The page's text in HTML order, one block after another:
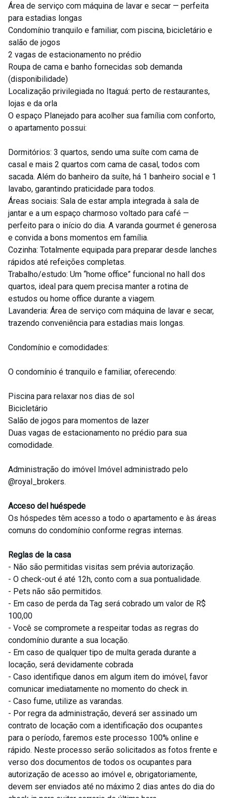
Área de serviço com máquina de lavar e secar — perfeita
para estadias longas
Condomínio tranquilo e familiar, com piscina, bicicletário e
salão de jogos
2 vagas de estacionamento no prédio
Roupa de cama e banho fornecidas sob demanda
(disponibilidade)
Localização privilegiada no Itaguá: perto de restaurantes,
lojas e da orla
O espaço Planejado para acolher sua família com conforto,
o apartamento possui:
Dormitórios: 3 quartos, sendo uma suíte com cama de
casal e mais 2 quartos com cama de casal, todos com
sacada. Além do banheiro da suíte, há 1 banheiro social e 1
lavabo, garantindo praticidade para todos.
Áreas sociais: Sala de estar ampla integrada à sala de
jantar e a um espaço charmoso voltado para café —
perfeito para o início do dia. A varanda gourmet é generosa
e convida a bons momentos em família.
Cozinha: Totalmente equipada para preparar desde lanches
rápidos até refeições completas.
Trabalho/estudo: Um “home office” funcional no hall dos
quartos, ideal para quem precisa manter a rotina de
estudos ou home office durante a viagem.
Lavanderia: Área de serviço com máquina de lavar e secar,
trazendo conveniência para estadias mais longas.
Condomínio e comodidades:
O condomínio é tranquilo e familiar, oferecendo:
Piscina para relaxar nos dias de sol
Bicicletário
Salão de jogos para momentos de lazer
Duas vagas de estacionamento no prédio para sua
comodidade.
Administração do imóvel Imóvel administrado pelo
@royal_brokers.
Acceso del huéspede
Os hóspedes têm acesso a todo o apartamento e às áreas
comuns do condomínio conforme regras internas.
Reglas de la casa
- Não são permitidas visitas sem prévia autorização.
- O check-out é até 12h, conto com a sua pontualidade.
- Pets não são permitidos.
- Em caso de perda da Tag será cobrado um valor de R$
100,00
- Você se compromete a respeitar todas as regras do
condomínio durante a sua locação.
- Em caso de qualquer tipo de multa gerada durante a
locação, será devidamente cobrada
- Caso identifique danos em algum item do imóvel, favor
comunicar imediatamente no momento do check in.
- Caso fume, utilize as varandas.
- Por regra da administração, deverá ser assinado um
contrato de locação com a identificação dos ocupantes
para o período, faremos este processo 100% online e
rápido. Neste processo serão solicitados as fotos frente e
verso dos documentos de todos os ocupantes para
autorização de acesso ao imóvel e, obrigatoriamente,
devem ser enviados até no máximo 2 dias antes do dia do